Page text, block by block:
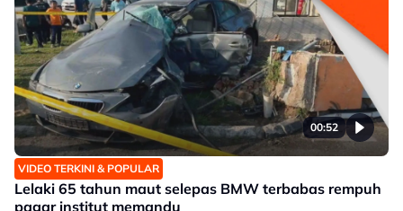
00:52
VIDEO TERKINI & POPULAR
Lelaki 65 tahun maut selepas BMW terbabas rempuh
pagar institut memandu